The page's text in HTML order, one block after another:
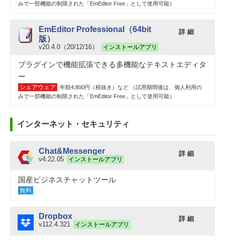
みで一部機能の制限された「EmEditor Free」として使用可能）
EmEditor Professional（64bit
版）
v20.4.0（20/12/16） インストールアプリ
詳 細
プラグインで機能拡張できる多機能なテキストエディタ
ー
シェアウェア
年額4,800円（税抜き）など （試用期間後は、個人利用の
みで一部機能の制限された「EmEditor Free」として使用可能）
インターネット・セキュリティ
Chat&Messenger
v4.22.05 インストールアプリ
詳 細
国産ビジネスチャットツール
無料
Dropbox
v112.4.321 インストールアプリ
詳 細